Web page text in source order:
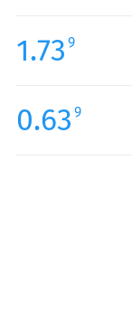
1.73 9
0.63 9